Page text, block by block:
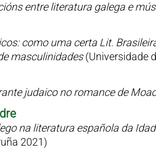
entre literatura galega e
como uma certa Lit.
masculinidades(Universidade
judaico no romance de
na literatura española da
2021)